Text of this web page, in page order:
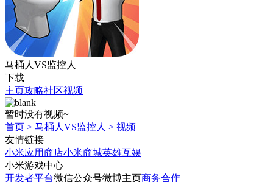
马桶人VS监控人
下载
主页攻略社区视频
暂时没有视频~
首页 > 马桶人VS监控人 > 视频
友情链接
小米应用商店小米商城英雄互娱
小米游戏中心
开发者平台微信公众号微博主页商务合作